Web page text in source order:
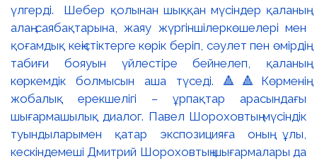
үлгерді. Шебер қолынан шыққан мүсіндер қаланың
алаң-саябақтарына, жаяу жүргіншілеркөшелері мен
қоғамдық кеңістіктерге көрік беріп, сәулет пен өмірдің
табиғи бояуын үйлестіре бейнелеп, қаланың
көркемдік болмысын аша түседі. 🔺🔺Көрменің
жобалық ерекшелігі – ұрпақтар арасындағы
шығармашылық диалог. Павел Шороховтың мүсіндік
туындыларымен қатар экспозицияға оның ұлы,
кескіндемеші Дмитрий Шороховтың шығармалары да